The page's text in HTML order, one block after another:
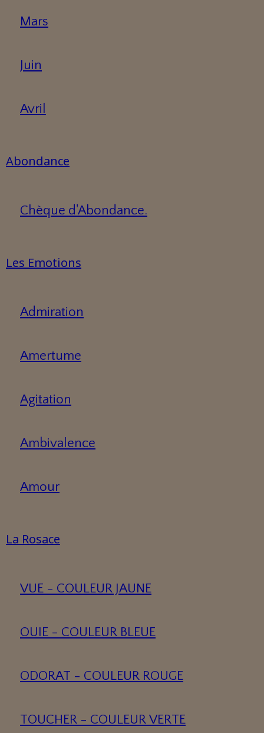
Mars
Juin
Avril
Abondance
Chèque d'Abondance.
Les Emotions
Admiration
Amertume
Agitation
Ambivalence
Amour
La Rosace
VUE - COULEUR JAUNE
OUIE - COULEUR BLEUE
ODORAT - COULEUR ROUGE
TOUCHER - COULEUR VERTE